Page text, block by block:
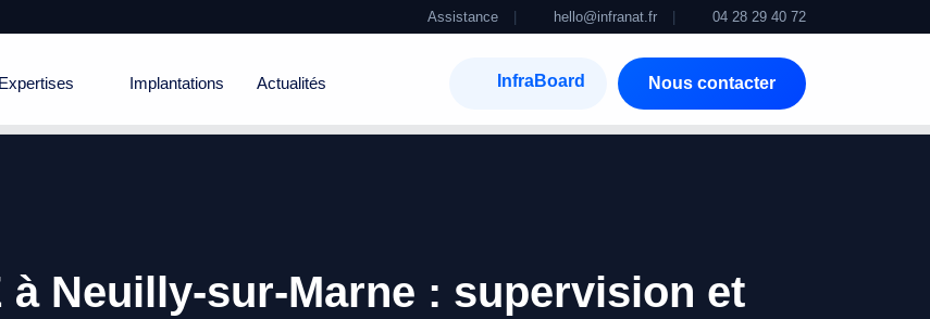
Assistance hello@infranat.fr 04 28 29 40 72
Implantations Actualités InfraBoard Nous contacter
à Neuilly-sur-Marne : supervision et